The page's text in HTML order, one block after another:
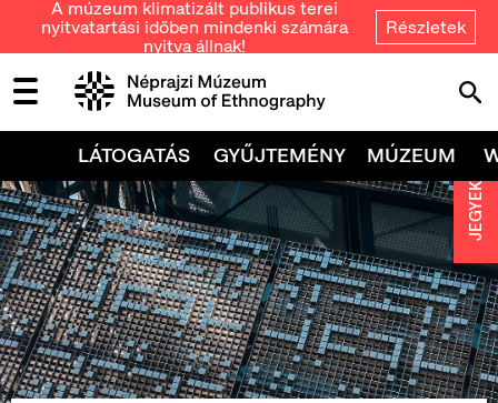
A múzeum klimatizált publikus terei
nyitvatartási időben mindenki számára
nyitva állnak!
Részletek
LÁTOGATÁS GYŰJTEMÉNY MÚZEUM
JEGYEK